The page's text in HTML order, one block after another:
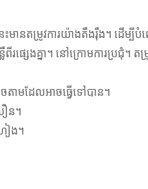
នតម្រូវការយ៉ាងតឹងរ៉ឹង។ ដើម្បីបំព
សេងគ្នា។ នៅក្រោមការប្រជុំ។ តម្
តាមដែលអាចធ្វើទៅបាន។
ន។
ៀង។